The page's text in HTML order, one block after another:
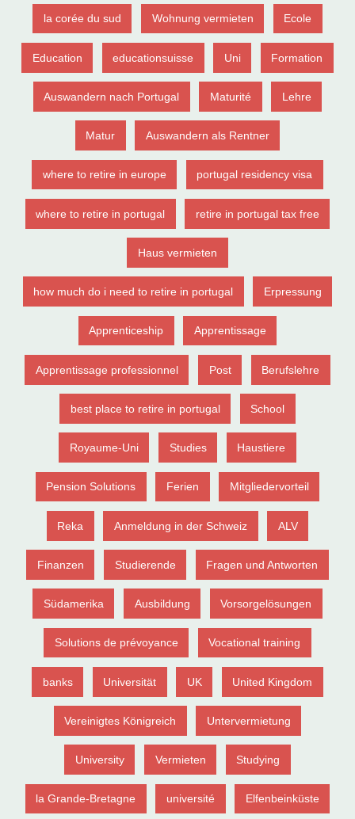
la corée du sud Wohnung vermieten Ecole
Education educationsuisse Uni Formation
Auswandern nach Portugal Maturité Lehre
Matur Auswandern als Rentner
where to retire in europe portugal residency visa
where to retire in portugal retire in portugal tax free
Haus vermieten
how much do i need to retire in portugal Erpressung
Apprenticeship Apprentissage
Apprentissage professionnel Post Berufslehre
best place to retire in portugal School
Royaume-Uni Studies Haustiere
Pension Solutions Ferien Mitgliedervorteil
Reka Anmeldung in der Schweiz ALV
Finanzen Studierende Fragen und Antworten
Südamerika Ausbildung Vorsorgelösungen
Solutions de prévoyance Vocational training
banks Universität UK United Kingdom
Vereinigtes Königreich Untervermietung
University Vermieten Studying
la Grande-Bretagne université Elfenbeinküste